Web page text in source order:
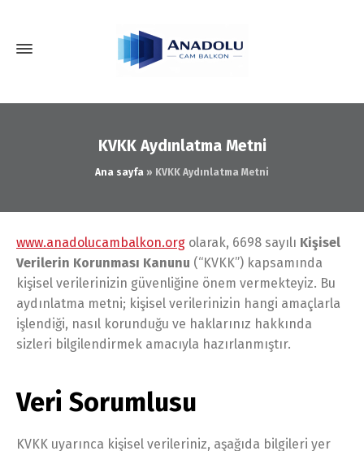
KVKK Aydınlatma Metni
Ana sayfa » KVKK Aydınlatma Metni
www.anadolucambalkon.org olarak, 6698 sayılı Kişisel
Verilerin Korunması Kanunu (“KVKK”) kapsamında
kişisel verilerinizin güvenliğine önem vermekteyiz. Bu
aydınlatma metni; kişisel verilerinizin hangi amaçlarla
işlendiği, nasıl korunduğu ve haklarınız hakkında
sizleri bilgilendirmek amacıyla hazırlanmıştır.
Veri Sorumlusu
KVKK uyarınca kişisel verileriniz, aşağıda bilgileri yer